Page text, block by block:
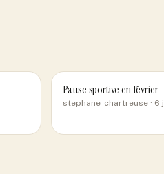
Pause sportive en février
stephane-chartreuse· 6 j